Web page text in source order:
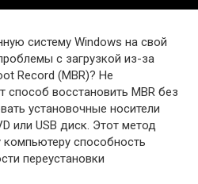
систему Windows на свой
с загрузкой из-за
Record (MBR)? Не
способ восстановить MBR без
установочные носители
или USB диск. Этот метод
способность
переустановки